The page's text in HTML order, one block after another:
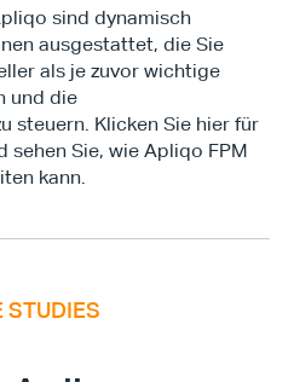
sind dynamisch
ausgestattet, die Sie
als je zuvor wichtige
und die
steuern. Klicken Sie hier für
sehen Sie, wie Apliqo FPM
kann.
STUDIES